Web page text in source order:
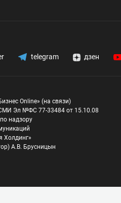
telegram дзен
Online» (на связи)
Эл №ФС 77-33484 от 15.10.08
надзору
Холдинг»
А.В. Брусницын